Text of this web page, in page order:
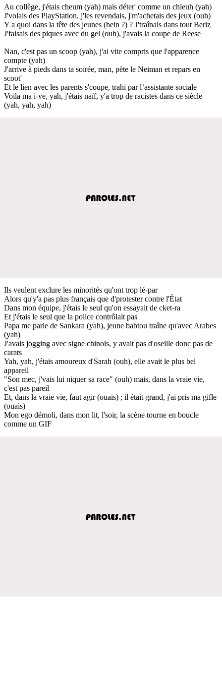
Au collège, j'étais cheum (yah) mais déter' comme un chleuh (yah)
J'volais des PlayStation, j'les revendais, j'm'achetais des jeux (ouh)
Y a quoi dans la tête des jeunes (hein ?) ? J'traînais dans tout Beriz
J'faisais des piques avec du gel (ouh), j'avais la coupe de Reese
Nan, c'est pas un scoop (yah), j'ai vite compris que l'apparence
compte (yah)
J'arrive à pieds dans ta soirée, man, pète le Neiman et repars en
scoot'
Et le lien avec les parents s'coupe, trahi par l’assistante sociale
Voila ma i-ve, yah, j'étais naïf, y'a trop de racistes dans ce siècle
(yah, yah, yah)
Ils veulent exclure les minorités qu'ont trop lé-par
Alors qu'y'a pas plus français que d'protester contre l'État
Dans mon équipe, j'étais le seul qu'on essayait de cket-ra
Et j'étais le seul que la police contrôlait pas
Papa me parle de Sankara (yah), jeune babtou traîne qu'avec Arabes
(yah)
J'avais jogging avec signe chinois, y avait pas d'oseille donc pas de
carats
Yah, yah, j'étais amoureux d'Sarah (ouh), elle avait le plus bel
appareil
"Son mec, j'vais lui niquer sa race" (ouh) mais, dans la vraie vie,
c'est pas pareil
Et, dans la vraie vie, faut agir (ouais) ; il était grand, j'ai pris ma gifle
(ouais)
Mon ego démoli, dans mon lit, l'soir, la scène tourne en boucle
comme un GIF